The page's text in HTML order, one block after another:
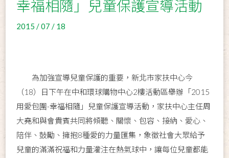
幸福相隨」兒童保護宣導活動
2015 / 07 / 18
為加強宣導兒童保護的重要，新北市家扶中心今
（18）日下午在中和環球購物中心2樓活動區舉辦「2015
用愛包圍-幸福相隨」兒童保護宣導活動，家扶中心主任周
大堯和與會貴賓共同將傾聽、關懷、包容、接納、愛心、
陪伴、鼓勵、擁抱8種愛的力量匯集，象徵社會大眾給予
兒童的滿滿祝福和力量灌注在熱氣球中，讓每位兒童都能